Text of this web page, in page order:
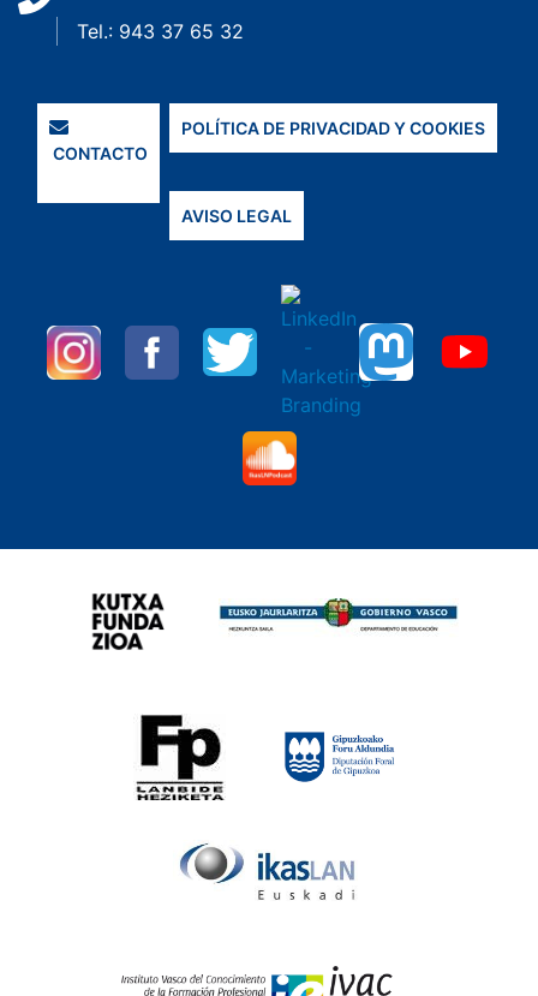
Tel.: 943 37 65 32
CONTACTO
POLÍTICA DE PRIVACIDAD Y COOKIES
AVISO LEGAL